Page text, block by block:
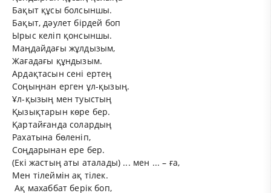
Бақыт құсы болсыншы.
Бақыт, дәулет бірдей боп
Ырыс келіп қонсыншы.
Маңдайдағы жұлдызым,
Жағадағы құндызым.
Ардақтасын сені ертең
Соңыңнан ерген ұл-қызың.
Ұл-қызың мен туыстың
Қызықтарын көре бер.
Қартайғанда солардың
Рахатына бөленіп,
Соңдарынан ере бер.
(Екі жастың аты аталады) ... мен ... – ға,
Мен тілеймін ақ тілек.
Ақ махаббат берік боп,